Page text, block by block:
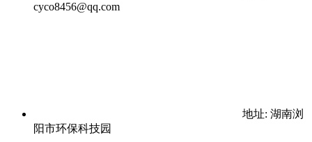
cyco8456@qq.com
地址: 湖南浏
阳市环保科技园